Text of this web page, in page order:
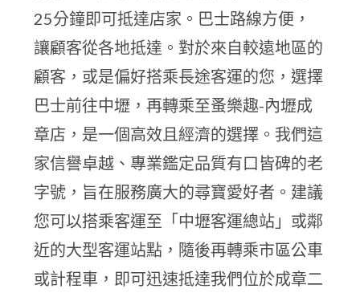
25分鐘即可抵達店家。巴士路線方便，
讓顧客從各地抵達。對於來自較遠地區的
顧客，或是偏好搭乘長途客運的您，選擇
巴士前往中壢，再轉乘至蚤樂趣-內壢成
章店，是一個高效且經濟的選擇。我們這
家信譽卓越、專業鑑定品質有口皆碑的老
字號，旨在服務廣大的尋寶愛好者。建議
您可以搭乘客運至「中壢客運總站」或鄰
近的大型客運站點，隨後再轉乘市區公車
或計程車，即可迅速抵達我們位於成章二